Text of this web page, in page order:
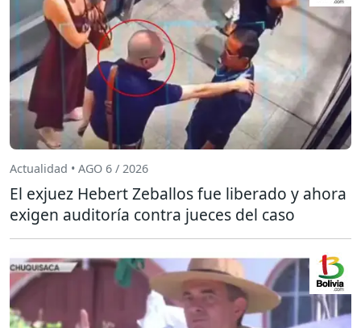
Actualidad • AGO 6 / 2026
El exjuez Hebert Zeballos fue liberado y ahora
exigen auditoría contra jueces del caso